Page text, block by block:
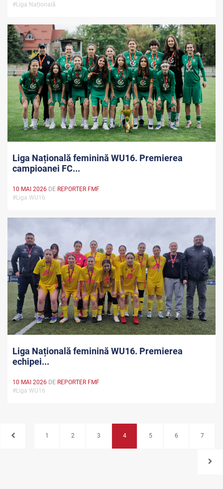
#Liga Națională
Liga Națională feminină WU16. Premierea
campioanei FC...
10 MAI 2026 DE REPORTER FMF
#Liga WU16
Liga Națională feminină WU16. Premierea
echipei...
10 MAI 2026 DE REPORTER FMF
#Liga WU16
1 2 3 4 5 6 7